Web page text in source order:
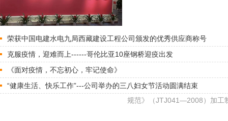
荣获中国电建水电九局西藏建设工程公司颁发的优秀供应商称号
克服疫情，迎难而上------哥伦比亚10座钢桥迎疫出发
《面对疫情，不忘初心，牢记使命》
“健康生活、快乐工作”---公司举办的三八妇女节活动圆满结束
规范》（JTJ041—2008）加工